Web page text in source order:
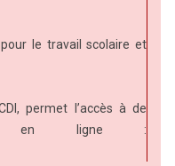
le travail scolaire et
permet l’accès à de
en ligne :